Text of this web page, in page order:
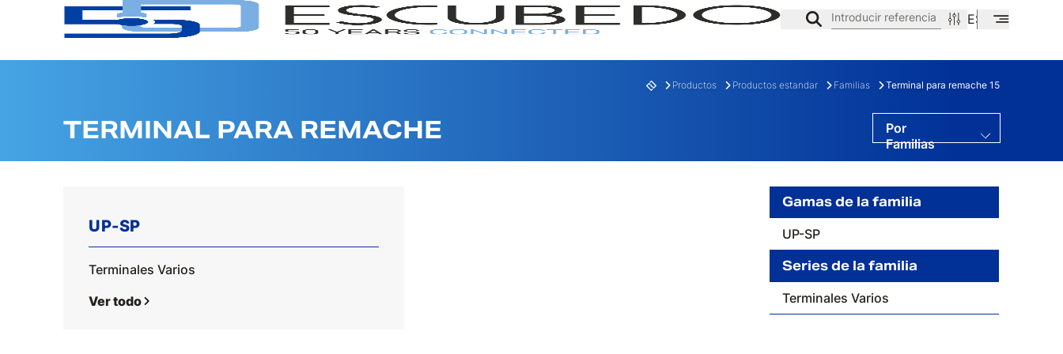
ES EN
Introducir referencia
Productos Productos estandar Familias Terminal para remache 15
TERMINAL PARA REMACHE
Por
Familias
UP-SP
Terminales Varios
Ver todo
Gamas de la familia
UP-SP
Series de la familia
Terminales Varios